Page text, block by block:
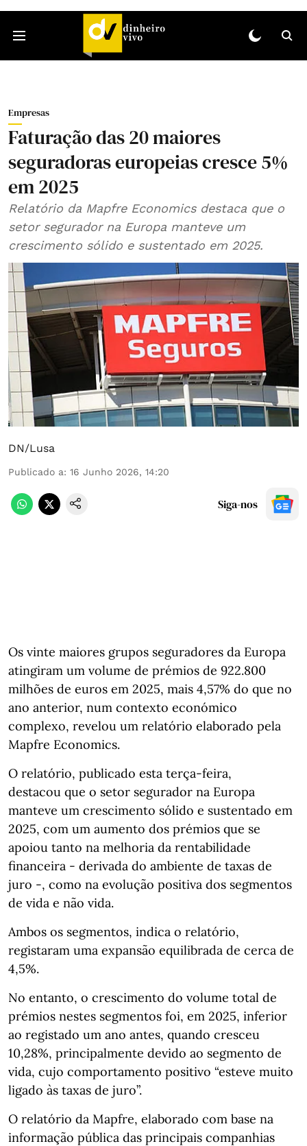
Empresas
Faturação das 20 maiores
seguradoras europeias cresce 5%
em 2025
Relatório da Mapfre Economics destaca que o
setor segurador na Europa manteve um
crescimento sólido e sustentado em 2025.
DN/Lusa
Publicado a: 16 Junho 2026, 14:20
Siga-nos
Os vinte maiores grupos seguradores da Europa
atingiram um volume de prémios de 922.800
milhões de euros em 2025, mais 4,57% do que no
ano anterior, num contexto económico
complexo, revelou um relatório elaborado pela
Mapfre Economics.
O relatório, publicado esta terça-feira,
destacou que o setor segurador na Europa
manteve um crescimento sólido e sustentado em
2025, com um aumento dos prémios que se
apoiou tanto na melhoria da rentabilidade
financeira - derivada do ambiente de taxas de
juro -, como na evolução positiva dos segmentos
de vida e não vida.
Ambos os segmentos, indica o relatório,
registaram uma expansão equilibrada de cerca de
4,5%.
No entanto, o crescimento do volume total de
prémios nestes segmentos foi, em 2025, inferior
ao registado um ano antes, quando cresceu
10,28%, principalmente devido ao segmento de
vida, cujo comportamento positivo “esteve muito
ligado às taxas de juro”.
O relatório da Mapfre, elaborado com base na
informação pública das principais companhias